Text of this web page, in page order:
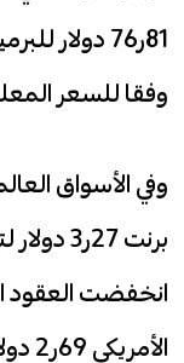
81ر76
وفقا للسعر
وفي الأسواق
انخفضت العقود
الأمريكي 69ر2 دولار لتبلغ 23ر69 دولار.